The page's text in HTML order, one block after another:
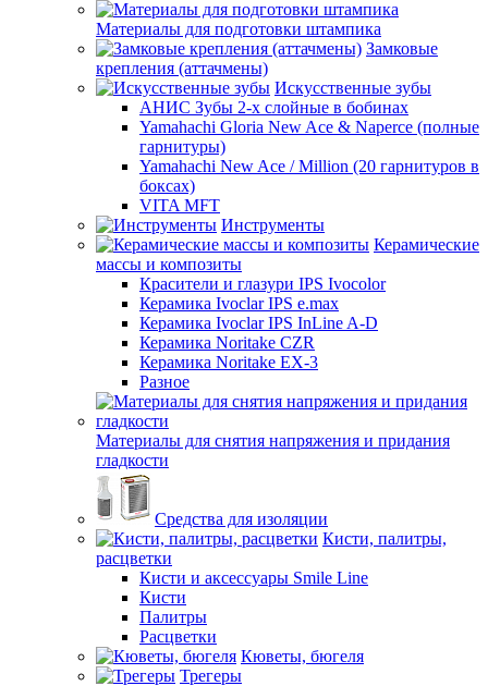
Материалы для подготовки штампика
Замковые
крепления (аттачмены)
Искусственные зубы
АНИС Зубы 2-х слойные в бобинах
Yamahachi Gloria New Ace & Naperce (полные
гарнитуры)
Yamahachi New Ace / Million (20 гарнитуров в
боксах)
VITA MFT
Инструменты
Керамические
массы и композиты
Красители и глазури IPS Ivocolor
Керамика Ivoclar IPS e.max
Керамика Ivoclar IPS InLine A-D
Керамика Noritake CZR
Керамика Noritake EX-3
Разное
Материалы для снятия напряжения и придания
гладкости
Средства для изоляции
Кисти, палитры,
расцветки
Кисти и аксессуары Smile Line
Кисти
Палитры
Расцветки
Кюветы, бюгеля
Трегеры